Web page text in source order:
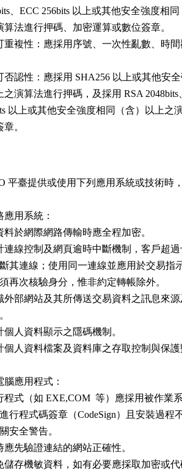
、ECC 256bits 以上或其他安全強度相
演算法進行押碼、加密運算或數位簽章。
可重複性：應採用序號、一次性亂數、時
可否認性：應採用 SHA256 以上或其他安
以上之演算法進行押碼，及採用 RSA 2048bits
以上或其他安全強度相同（含）以上之
章。
平臺提供或使用下列應用系統或技術時
應用系統：
資料於網際網路傳輸時應全程加密。
計連線控制及網頁逾時中斷機制，客戶超
應中斷其連線；使用同一連線並應用於交易指
無須再次核驗身分，惟非約定轉帳除外。
識外部網站及其所傳送交易資料之訊息來
計個人資料顯示之隱碼機制。
計個人資料檔案及資料庫之存取控制與保
腦應用程式：
行程式（如 EXE,COM  等）應採用被作業
憑證進行程式碼簽章（CodeSign）且安裝過程
關安全警告。
時應先驗證連結的網站正確性。
免儲存機敏資料，如有必要應採取加密或